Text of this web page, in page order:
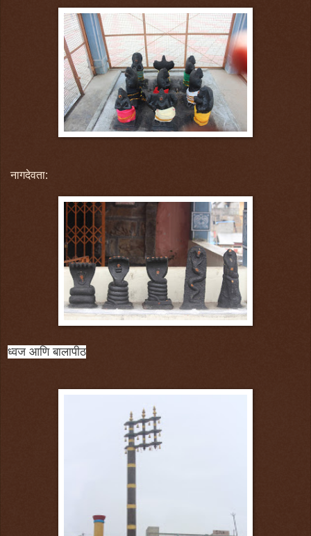
नागदेवता:
ध्वज आणि बालापीठ